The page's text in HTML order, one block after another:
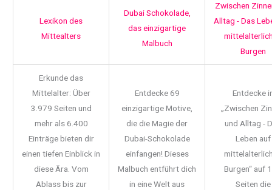
Lexikon des
Mittealters
Dubai Schokolade,
das einzigartige
Malbuch
Zwischen
Alltag - Das
Burgen
Erkunde das
Mittelalter: Über
3.979 Seiten und
mehr als 6.400
Einträge bieten dir
einen tiefen Einblick in
diese Ära. Vom
Ablass bis zur
Entdecke 69
einzigartige Motive,
die die Magie der
Dubai-Schokolade
einfangen! Dieses
Malbuch entführt dich
in eine Welt aus
Entdecke
„Zwischen
und Alltag -
Leben auf
Burgen“ auf
Seiten die